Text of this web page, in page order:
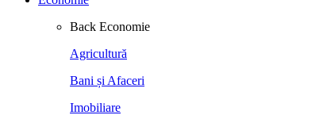
Back Economie
Agricultură
Bani și Afaceri
Imobiliare